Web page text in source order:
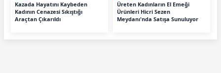
Kazada Hayatını Kaybeden
Kadının Cenazesi Sıkıştığı
Araçtan Çıkarıldı
Üreten Kadınların El Emeği
Ürünleri Hicri Sezen
Meydanı'nda Satışa Sunuluyor